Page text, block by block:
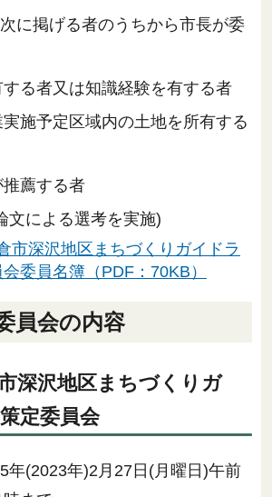
に掲げる者のうちから市長が委
る者又は知識経験を有する者
施予定区域内の土地を所有する
薦する者
文による選考を実施)
市深沢地区まちづくりガイドラ
委員名簿（PDF：70KB）
員会の内容
深沢地区まちづくりガ
定委員会
年(2023年)2月27日(月曜日)午前